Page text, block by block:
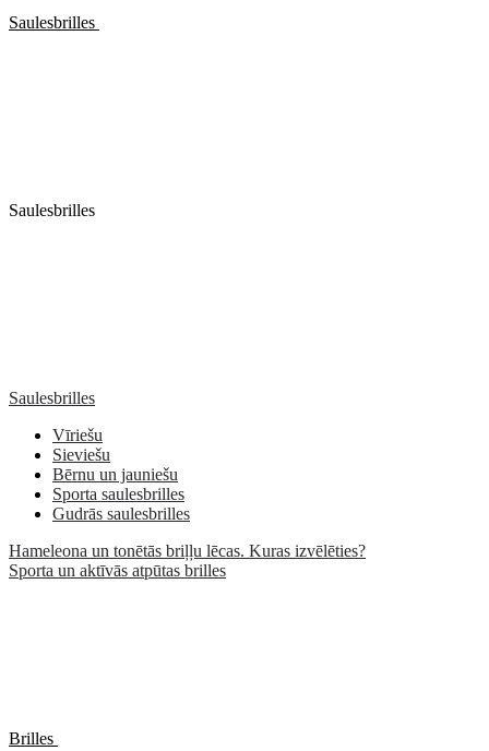
Saulesbrilles
Saulesbrilles
Saulesbrilles
Vīriešu
Sieviešu
Bērnu un jauniešu
Sporta saulesbrilles
Gudrās saulesbrilles
Hameleona un tonētās briļļu lēcas. Kuras izvēlēties?
Sporta un aktīvās atpūtas brilles
Brilles